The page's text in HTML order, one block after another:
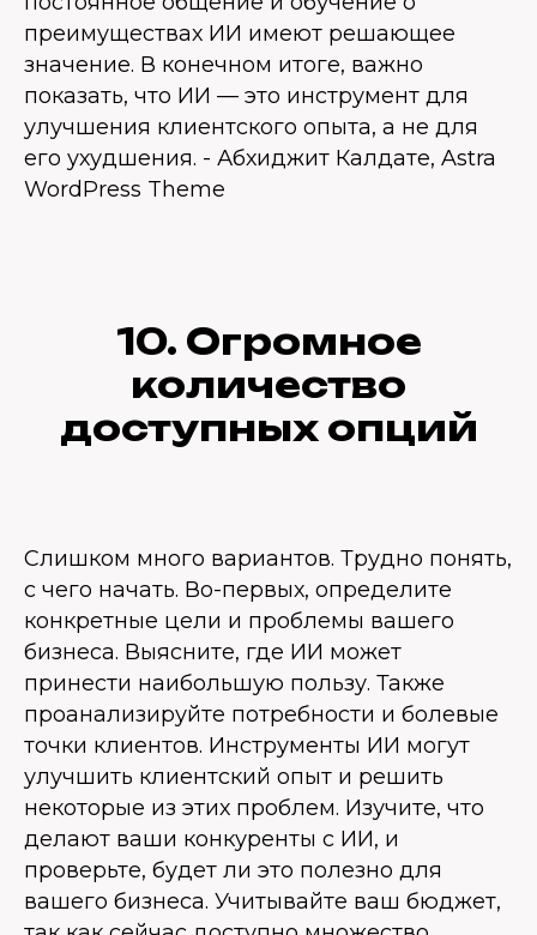
преимуществах ИИ имеют решающее
значение. В конечном итоге, важно
показать, что ИИ — это инструмент для
улучшения клиентского опыта, а не для
его ухудшения. - Абхиджит Калдате, Astra
WordPress Theme
10. Огромное
количество
доступных опций
Слишком много вариантов. Трудно понять,
с чего начать. Во-первых, определите
конкретные цели и проблемы вашего
бизнеса. Выясните, где ИИ может
принести наибольшую пользу. Также
проанализируйте потребности и болевые
точки клиентов. Инструменты ИИ могут
улучшить клиентский опыт и решить
некоторые из этих проблем. Изучите, что
делают ваши конкуренты с ИИ, и
проверьте, будет ли это полезно для
вашего бизнеса. Учитывайте ваш бюджет,